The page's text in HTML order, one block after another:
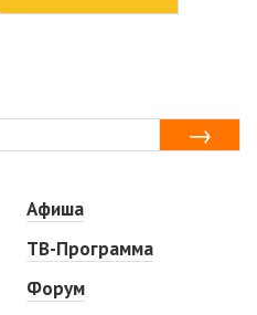
Афиша
ТВ-Программа
Форум